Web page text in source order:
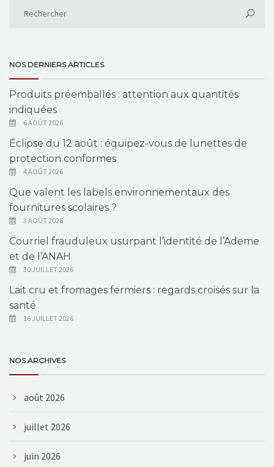
NOS DERNIERS ARTICLES
Produits préemballés : attention aux quantités
indiquées
6 AOÛT 2026
Éclipse du 12 août : équipez-vous de lunettes de
protection conformes
4 AOÛT 2026
Que valent les labels environnementaux des
fournitures scolaires ?
3 AOÛT 2026
Courriel frauduleux usurpant l’identité de l’Ademe
et de l’ANAH
30 JUILLET 2026
Lait cru et fromages fermiers : regards croisés sur la
santé
16 JUILLET 2026
NOS ARCHIVES
août 2026
juillet 2026
juin 2026